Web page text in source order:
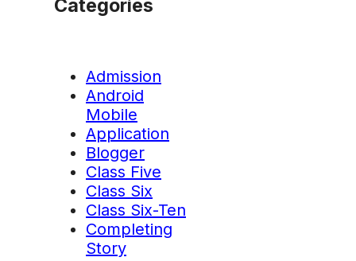
Categories
Admission
Android
Mobile
Application
Blogger
Class Five
Class Six
Class Six-Ten
Completing
Story